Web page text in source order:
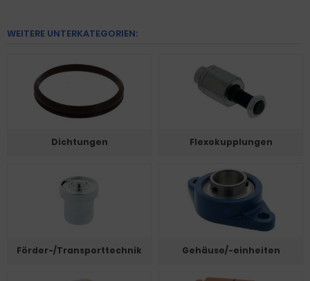
WEITERE UNTERKATEGORIEN:
Dichtungen Flexokupplungen
Förder-/Transporttechnik Gehäuse/-einheiten